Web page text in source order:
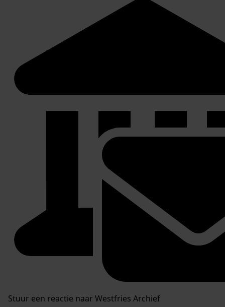
Stuur een reactie naar Westfries Archief